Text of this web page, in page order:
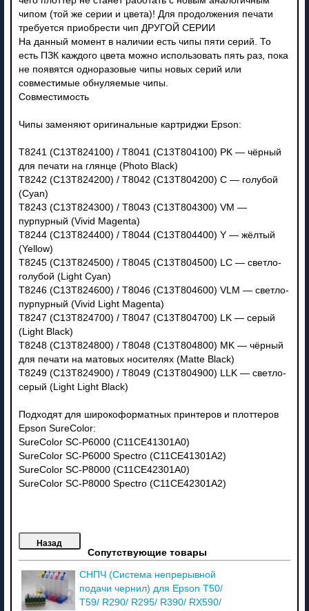
чипом (той же серии и цвета)! Для продолжения печати
требуется приобрести чип ДРУГОЙ СЕРИИ
На данный момент в наличии есть чипы пяти серий. То
есть ПЗК каждого цвета можно использовать пять раз, пока
не появятся одноразовые чипы новых серий или
совместимые обнуляемые чипы.
Совместимость
Чипы заменяют оригинальные картриджи Epson:
T8241 (C13T824100) / T8041 (C13T804100) PK — чёрный
для печати на глянце (Photo Black)
T8242 (C13T824200) / T8042 (C13T804200) C — голубой
(Cyan)
T8243 (C13T824300) / T8043 (C13T804300) VM —
пурпурный (Vivid Magenta)
T8244 (C13T824400) / T8044 (C13T804400) Y — жёлтый
(Yellow)
T8245 (C13T824500) / T8045 (C13T804500) LC — светло-
голубой (Light Cyan)
T8246 (C13T824600) / T8046 (C13T804600) VLM — светло-
пурпурный (Vivid Light Magenta)
T8247 (C13T824700) / T8047 (C13T804700) LK — серый
(Light Black)
T8248 (C13T824800) / T8048 (C13T804800) MK — чёрный
для печати на матовых носителях (Matte Black)
T8249 (C13T824900) / T8049 (C13T804900) LLK — светло-
серый (Light Light Black)
Подходят для широкоформатных принтеров и плоттеров
Epson SureColor:
SureColor SC-P6000 (C11CE41301A0)
SureColor SC-P6000 Spectro (C11CE41301A2)
SureColor SC-P8000 (C11CE42301A0)
SureColor SC-P8000 Spectro (C11CE42301A2)
Сопутствующие товары
СНПЧ (Система непрерывной
подачи чернил) для Epson T50/
T59/ R290/ R295/ R390/ RX590/